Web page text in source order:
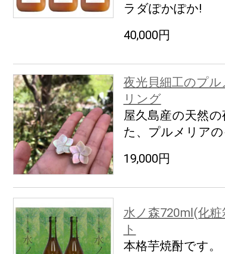
ラダぽかぽか!
40,000円
夜光貝細工のプ
リング
屋久島産の天然
た、プルメリア
19,000円
水ノ森720ml(化
ト
本格芋焼酎です。